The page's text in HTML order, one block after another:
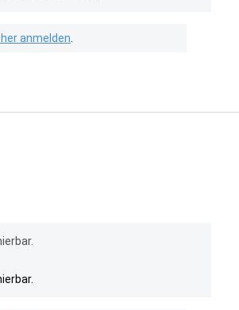
anmelden